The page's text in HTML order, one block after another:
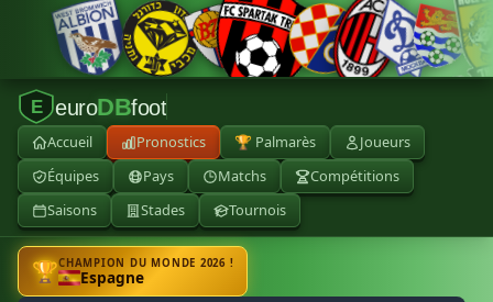
E euroDBfoot
Accueil Pronostics 🏆 Palmarès
Joueurs
Équipes
Pays Matchs
Compétitions
Saisons
Stades Tournois
🏆CHAMPION DU MONDE 2026 !
Espagne